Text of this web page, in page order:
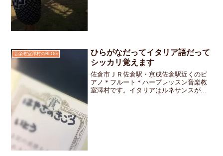
音楽教室澤村のBLOG
ひらがなだってイタリア語だって
シッカリ覚えます
佐倉市ＪＲ佐倉駅・京成佐倉駅近くのピ
アノ＊フルート＊ハープレッスン音楽教
室澤村です。イタリアはルネサンスが発